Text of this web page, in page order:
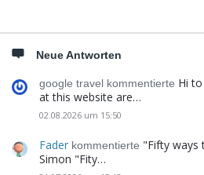
Neue Antworten
google travel kommentierte Hi
at this website are…
02.08.2026 um 15:50
Fader kommentierte "Fifty ways
Simon "Fity…